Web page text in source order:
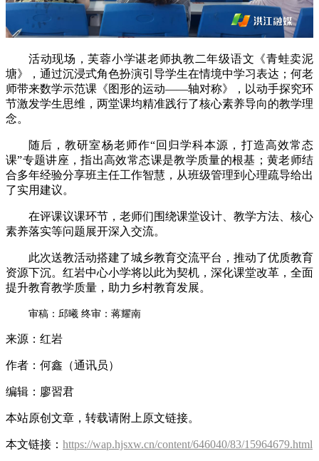
活动现场，芙蓉小学谌老师执教二年级语文《青蛙卖泥
塘》，通过沉浸式角色扮演引导学生在情境中学习表达；何老
师带来数学示范课《图形的运动——轴对称》，以动手探究环
节激发学生思维，两堂课均精准践行了核心素养导向的教学理
念。
随后，教研室杨老师作“回归学科本源，打造高效常态
课”专题讲座，指出高效常态课是教学质量的根基；黄老师结
合多年经验分享班主任工作智慧，从班级管理到心理疏导给出
了实用建议。
在评课议课环节，老师们围绕课堂设计、教学方法、核心
素养落实等问题展开深入交流。
此次送教活动搭建了城乡教育交流平台，推动了优质教育
资源下沉。红岩中心小学将以此为契机，深化课堂改革，全面
提升教育教学质量，助力乡村教育发展。
审稿：邱曦 终审：蒋耀南
来源：红岩
作者：何鑫（通讯员）
编辑：廖習君
本站原创文章，转载请附上原文链接。
本文链接： https://wap.hjsxw.cn/content/646040/83/15964679.html